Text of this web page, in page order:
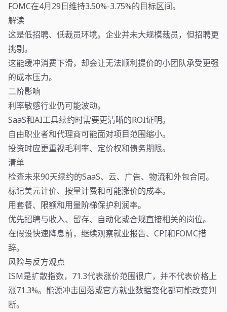
FOMC在4月29日维持3.50%-3.75%的目标区间。
解读
这是低招聘、低裁员环境。企业并未大规模裁员，但招聘更
挑剔。
这能缓冲消费下滑，却会让无法顺利提价的小团队承受更强
的成本压力。
二阶影响
利率敏感行业仍可能波动。
SaaS和AI工具续约时需要更清晰的ROI证明。
自由职业者和代理商可能面对项目范围缩小。
投资时应更重视毛利率、定价权和债务期限。
清单
检查未来90天续约的SaaS、云、广告、物流和外包合同。
标记美元计价、按量计费和可能涨价的成本。
用套餐、限额和用量阶梯保护利润率。
优先招聘与收入、留存、自动化或合规直接相关的岗位。
在假设快速降息前，继续观察就业报告、CPI和FOMC措
辞。
风险与反方观点
ISM是扩散指数，71.3代表涨价范围很广，并不代表价格上
涨71.3%。能源冲击回落或官方就业数据变化都可能改变判
断。